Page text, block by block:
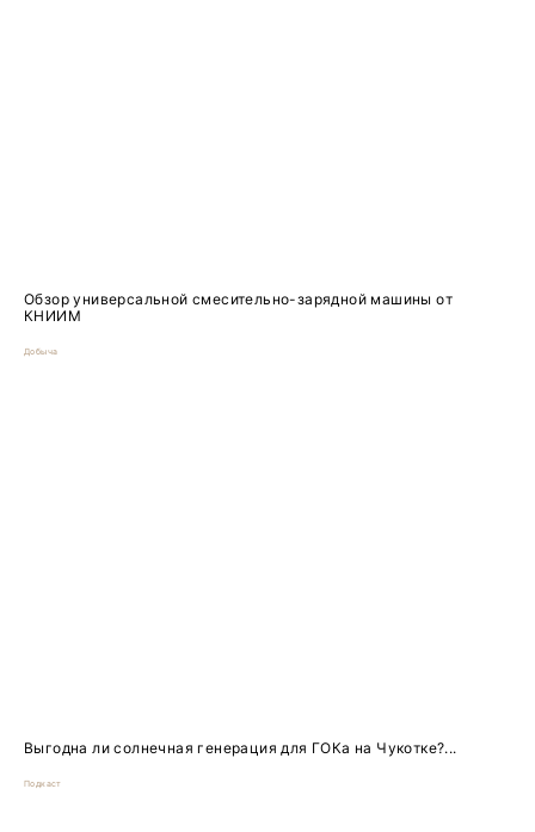
Обзор универсальной смесительно-зарядной машины от
КНИИМ
Добыча
Выгодна ли солнечная генерация для ГОКа на Чукотке?...
Подкаст